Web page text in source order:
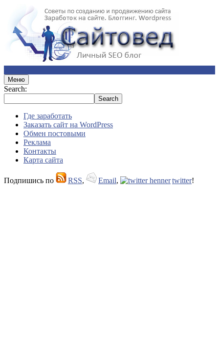
Меню
Search:
Где заработать
Заказать сайт на WordPress
Обмен постовыми
Реклама
Контакты
Карта сайта
Подпишись по RSS, Email, twitter!